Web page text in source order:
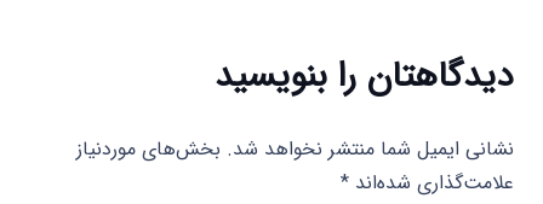
دیدگاهتان را بنویسید
نشانی ایمیل شما منتشر نخواهد شد. بخش‌های موردنیاز
علامت‌گذاری شده‌اند *